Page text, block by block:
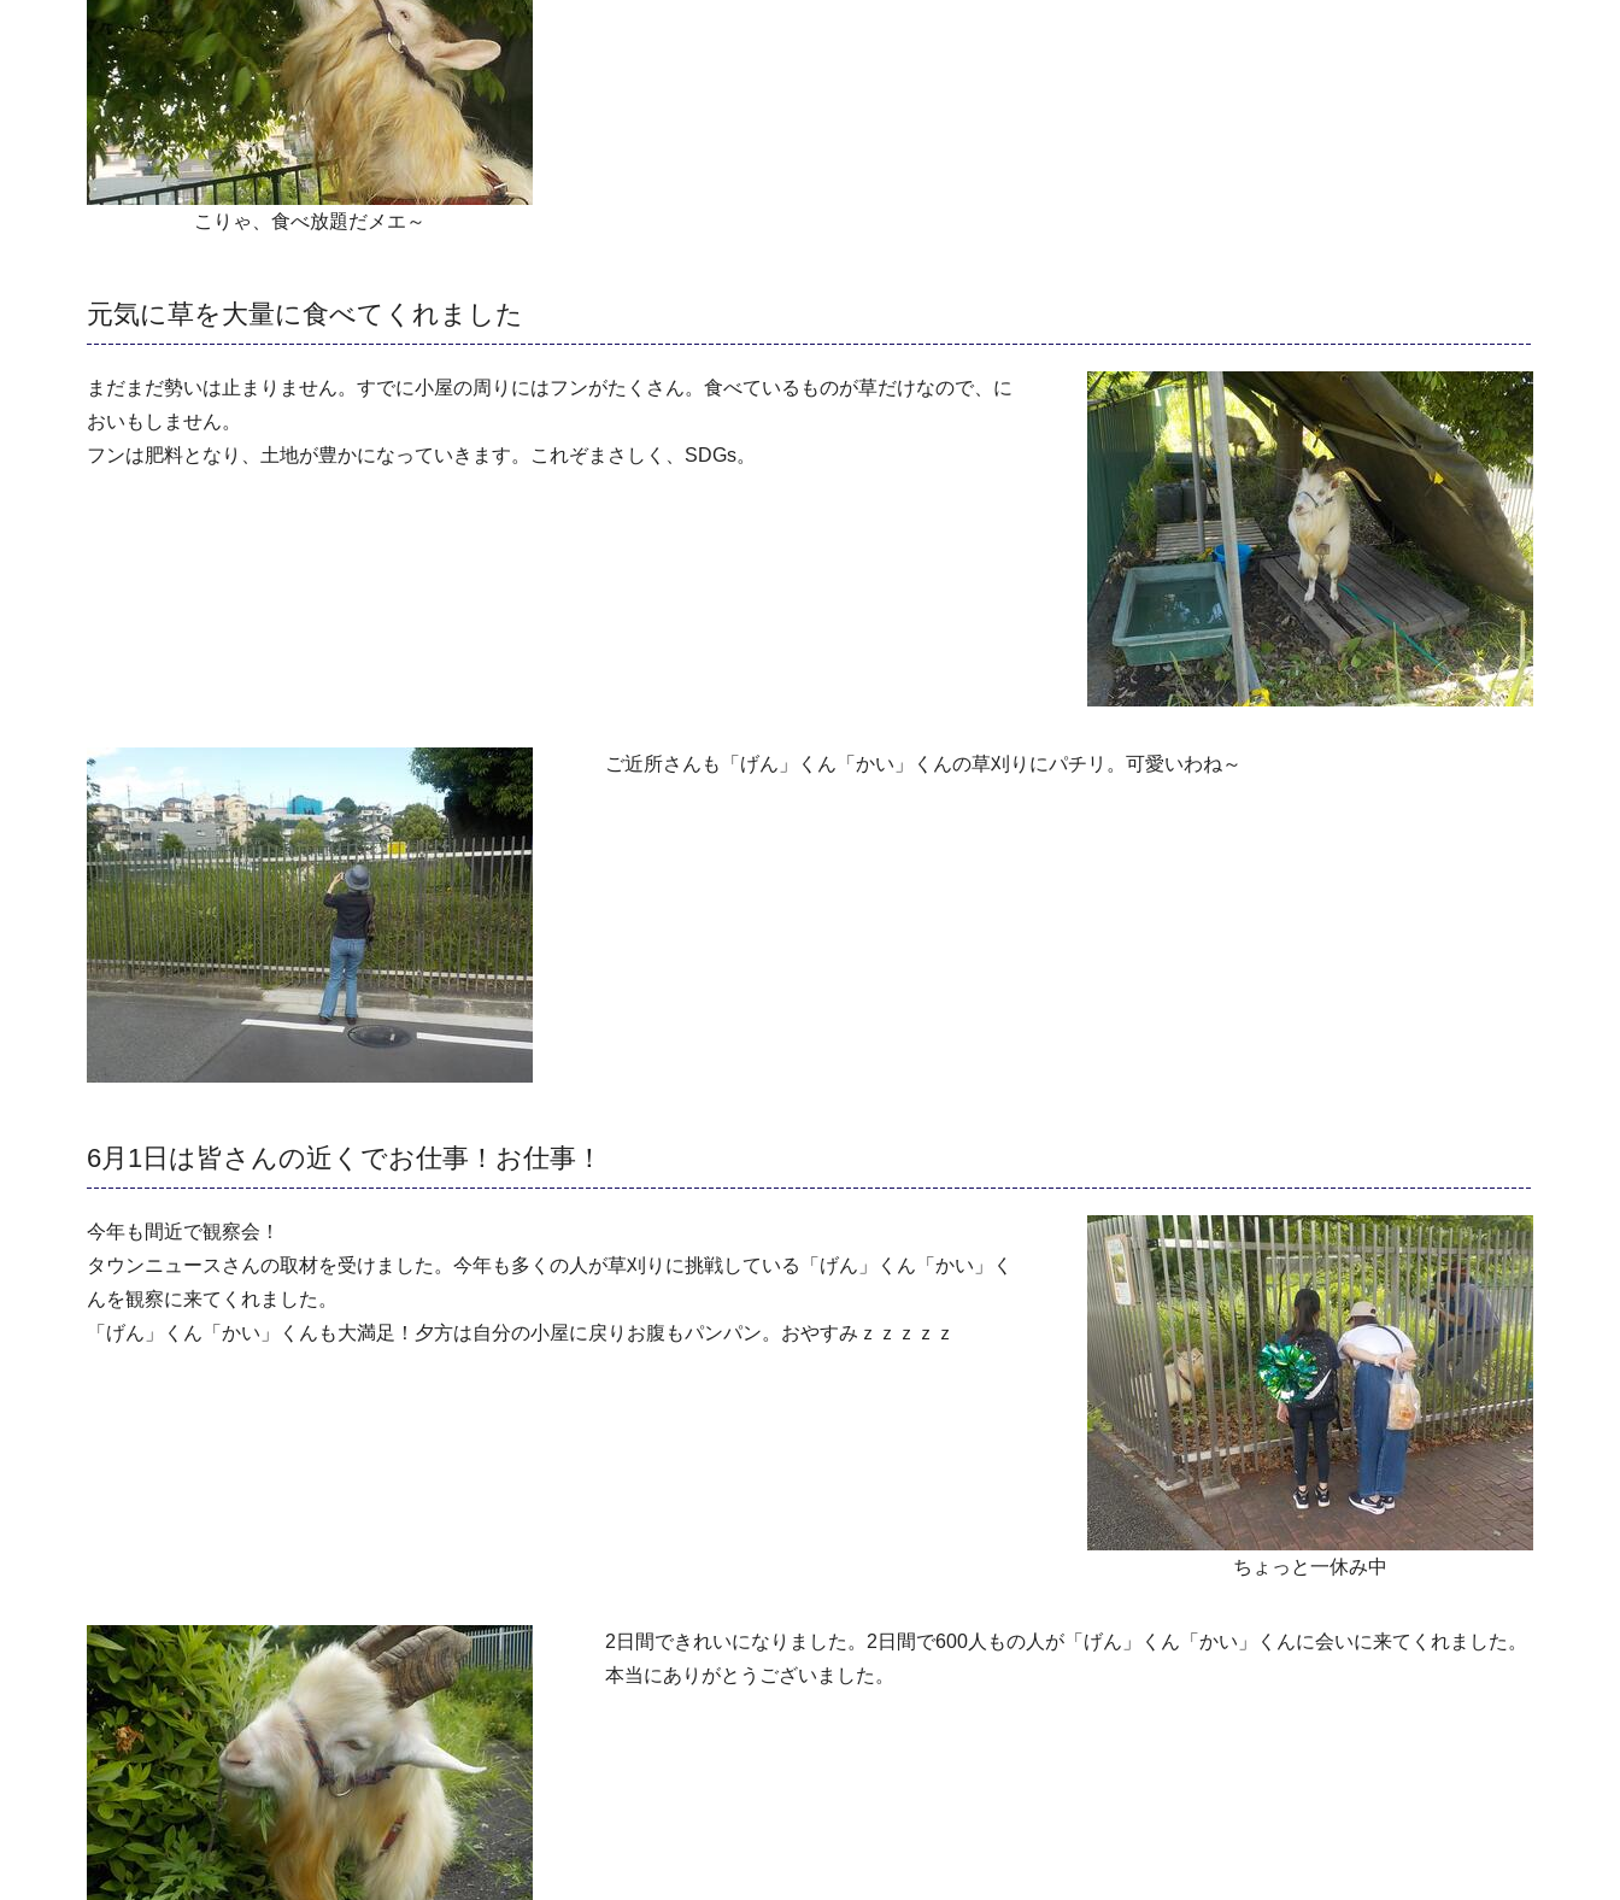
こりゃ、食べ放題だメエ～
元気に草を大量に食べてくれました
まだまだ勢いは止まりません。すでに小屋の周りにはフンがたくさん。食べているものが草だけなので、に
おいもしません。
フンは肥料となり、土地が豊かになっていきます。これぞまさしく、SDGs。
ご近所さんも「げん」くん「かい」くんの草刈りにパチリ。可愛いわね～
6月1日は皆さんの近くでお仕事！お仕事！
ちょっと一休み中
今年も間近で観察会！
タウンニュースさんの取材を受けました。今年も多くの人が草刈りに挑戦している「げん」くん「かい」く
んを観察に来てくれました。
「げん」くん「かい」くんも大満足！夕方は自分の小屋に戻りお腹もパンパン。おやすみｚｚｚｚｚ
2日間できれいになりました。2日間で600人もの人が「げん」くん「かい」くんに会いに来てくれました。
本当にありがとうございました。